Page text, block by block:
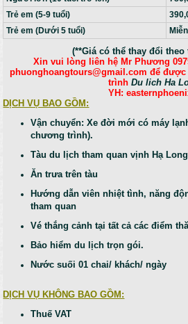
Trẻ em (5-9 tuổi)
Trẻ em (Dưới 5 tuổi)
(**Giá có thể thay đổi
Xin vui lòng liên hệ Mr Phương
phuonghoangtours@gmail.com để
trình Du lich Ha
YH:
DỊCH VỤ BAO GỒM:
Vận chuyển: Xe đời mới có máy
chương trình).
Tàu du lịch tham quan vịnh Hạ
Ăn trưa trên tàu
Hướng dẫn viên nhiệt tình, năng
tham quan
Vé thắng cảnh tại tất cả các điểm
Bảo hiểm du lịch trọn gói.
Nước suối 01 chai/ khách/ ngày
DỊCH VỤ KHÔNG BAO GỒM:
Thuế VAT